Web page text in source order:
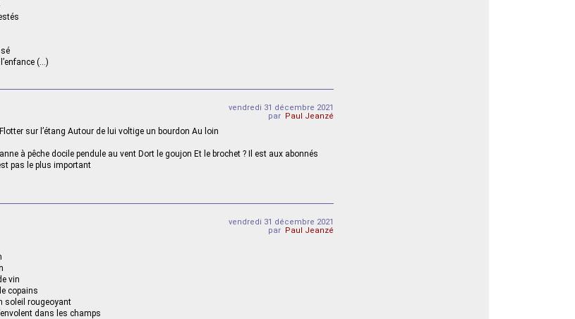
(…)
vendredi 31 décembre 2021
par Paul Jeanzé
sur l’étang Autour de lui voltige un bourdon Au loin
à pêche docile pendule au vent Dort le goujon Et le brochet ? Il est aux abonnés
pas le plus important
vendredi 31 décembre 2021
par Paul Jeanzé
vin
copains
soleil rougeoyant
dans les champs